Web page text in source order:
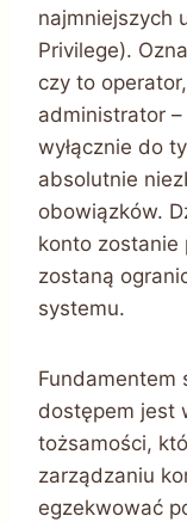
najmniejszych
Privilege).
czy to
administrator
wyłącznie do
absolutnie
obowiązków.
konto zostanie
zostaną
systemu.
Fundamentem
dostępem jest
tożsamości,
zarządzaniu
egzekwować